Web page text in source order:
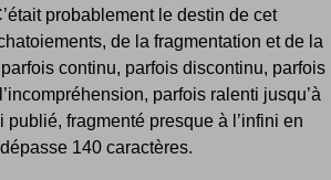
probablement le destin de cet
de la fragmentation et de la
continu, parfois discontinu, parfois
parfois ralenti jusqu’à
publié, fragmenté presque à l’infini en
140 caractères.